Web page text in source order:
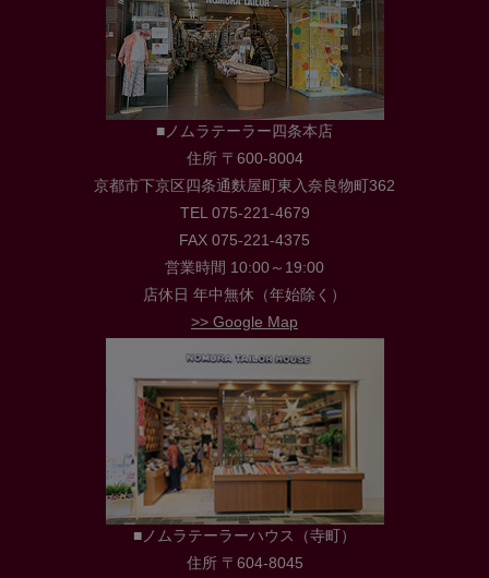
■ノムラテーラー四条本店
住所 〒600-8004
京都市下京区四条通麩屋町東入奈良物町362
TEL 075-221-4679
FAX 075-221-4375
営業時間 10:00～19:00
店休日 年中無休（年始除く）
>> Google Map
■ノムラテーラーハウス（寺町）
住所 〒604-8045